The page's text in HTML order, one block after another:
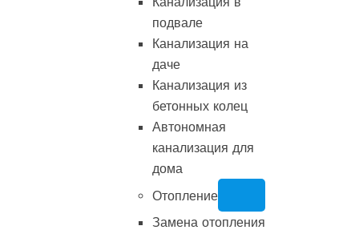
подвале
Канализация на
даче
Канализация из
бетонных колец
Автономная
канализация для
дома
Отопление
Замена отопления